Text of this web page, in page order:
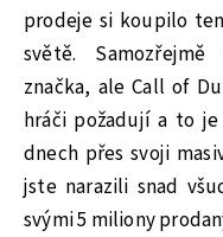
prodeje si koupilo
světě.
značka, ale Call of
hráči požadují a to
dnech přes svoji
jste narazili snad
svými 5 miliony